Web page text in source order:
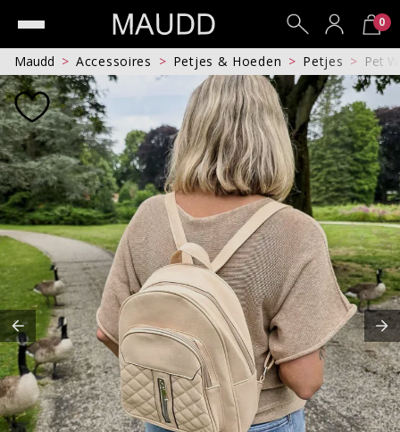
0
Maudd Accessoires Petjes & Hoeden Petjes Pet